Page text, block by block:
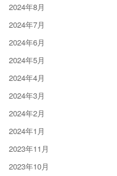
2024年8月
2024年7月
2024年6月
2024年5月
2024年4月
2024年3月
2024年2月
2024年1月
2023年11月
2023年10月